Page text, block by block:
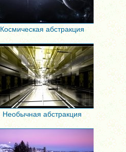
Космическая абстракция
Необычная абстракция